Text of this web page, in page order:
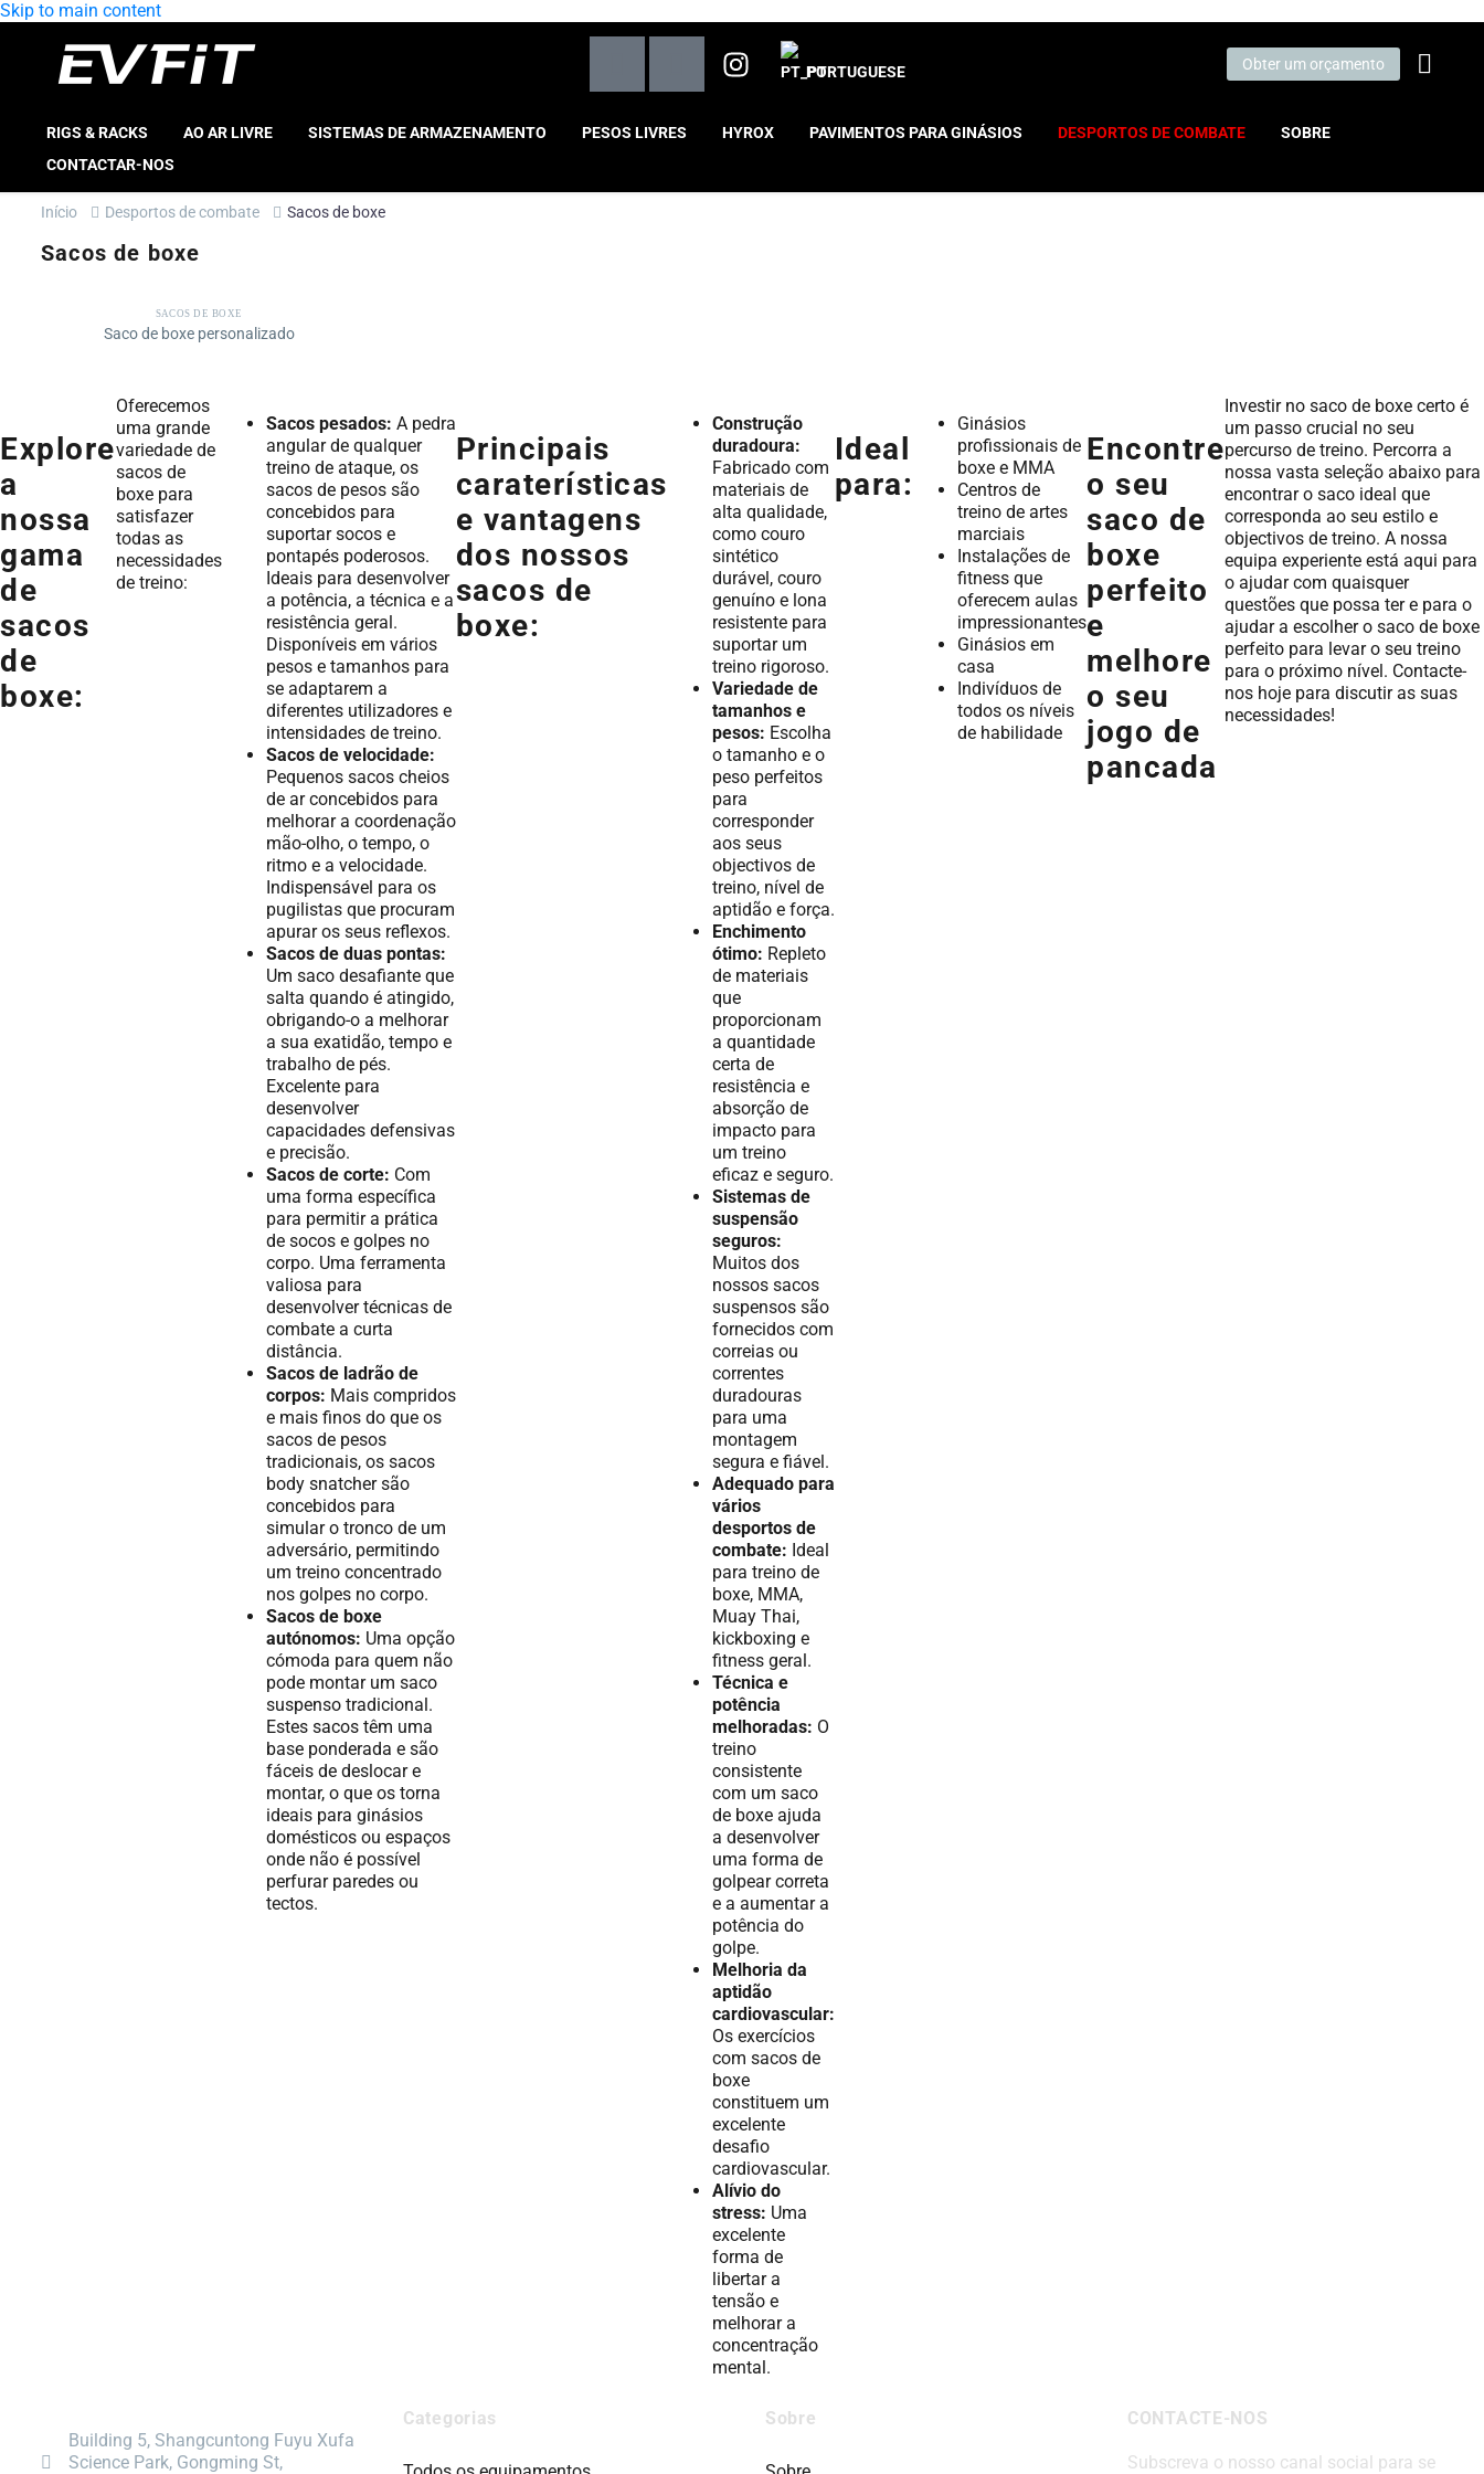
Skip to main content
PORTUGUESE Obter um orçamento
RIGS & RACKS AO AR LIVRE SISTEMAS DE ARMAZENAMENTO PESOS LIVRES HYROX PAVIMENTOS PARA GINÁSIOS DESPORTOS DE COMBATE
SOBRE
CONTACTAR-NOS
Início Desportos de combate Sacos de boxe
Sacos de boxe
SACOS DE BOXE
Saco de boxe personalizado
Explore
a
nossa
gama
de
sacos
de
boxe:
Oferecemos
uma grande
variedade de
sacos de
boxe para
satisfazer
todas as
necessidades
de treino:
Sacos pesados: A pedra
angular de qualquer
treino de ataque, os
sacos de pesos são
concebidos para
suportar socos e
pontapés poderosos.
Ideais para desenvolver
a potência, a técnica e a
resistência geral.
Disponíveis em vários
pesos e tamanhos para
se adaptarem a
diferentes utilizadores e
intensidades de treino.
Sacos de velocidade:
Pequenos sacos cheios
de ar concebidos para
melhorar a coordenação
mão-olho, o tempo, o
ritmo e a velocidade.
Indispensável para os
pugilistas que procuram
apurar os seus reflexos.
Sacos de duas pontas:
Um saco desafiante que
salta quando é atingido,
obrigando-o a melhorar
a sua exatidão, tempo e
trabalho de pés.
Excelente para
desenvolver
capacidades defensivas
e precisão.
Sacos de corte: Com
uma forma específica
para permitir a prática
de socos e golpes no
corpo. Uma ferramenta
valiosa para
desenvolver técnicas de
combate a curta
distância.
Sacos de ladrão de
corpos: Mais compridos
e mais finos do que os
sacos de pesos
tradicionais, os sacos
body snatcher são
concebidos para
simular o tronco de um
adversário, permitindo
um treino concentrado
nos golpes no corpo.
Sacos de boxe
autónomos: Uma opção
cómoda para quem não
pode montar um saco
suspenso tradicional.
Estes sacos têm uma
base ponderada e são
fáceis de deslocar e
montar, o que os torna
ideais para ginásios
domésticos ou espaços
onde não é possível
perfurar paredes ou
tectos.
Principais
caraterísticas
e vantagens
dos nossos
sacos de
boxe:
Construção
duradoura:
Fabricado com
materiais de
alta qualidade,
como couro
sintético
durável, couro
genuíno e lona
resistente para
suportar um
treino rigoroso.
Variedade de
tamanhos e
pesos: Escolha
o tamanho e o
peso perfeitos
para
corresponder
aos seus
objectivos de
treino, nível de
aptidão e força.
Enchimento
ótimo: Repleto
de materiais
que
proporcionam
a quantidade
certa de
resistência e
absorção de
impacto para
um treino
eficaz e seguro.
Sistemas de
suspensão
seguros:
Muitos dos
nossos sacos
suspensos são
fornecidos com
correias ou
correntes
duradouras
para uma
montagem
segura e fiável.
Adequado para
vários
desportos de
combate: Ideal
para treino de
boxe, MMA,
Muay Thai,
kickboxing e
fitness geral.
Técnica e
potência
melhoradas: O
treino
consistente
com um saco
de boxe ajuda
a desenvolver
uma forma de
golpear correta
e a aumentar a
potência do
golpe.
Melhoria da
aptidão
cardiovascular:
Os exercícios
com sacos de
boxe
constituem um
excelente
desafio
cardiovascular.
Alívio do
stress: Uma
excelente
forma de
libertar a
tensão e
melhorar a
concentração
mental.
Ideal
para:
Ginásios
profissionais de
boxe e MMA
Centros de
treino de artes
marciais
Instalações de
fitness que
oferecem aulas
impressionantes
Ginásios em
casa
Indivíduos de
todos os níveis
de habilidade
Encontre
o seu
saco de
boxe
perfeito
e
melhore
o seu
jogo de
pancada
Investir no saco de boxe certo é
um passo crucial no seu
percurso de treino. Percorra a
nossa vasta seleção abaixo para
encontrar o saco ideal que
corresponda ao seu estilo e
objectivos de treino. A nossa
equipa experiente está aqui para
o ajudar com quaisquer
questões que possa ter e para o
ajudar a escolher o saco de boxe
perfeito para levar o seu treino
para o próximo nível. Contacte-
nos hoje para discutir as suas
necessidades!
Building 5, Shangcuntong Fuyu Xufa
Science Park, Gongming St,
Categorias Sobre CONTACTE-NOS
Subscreva o nosso canal social para se